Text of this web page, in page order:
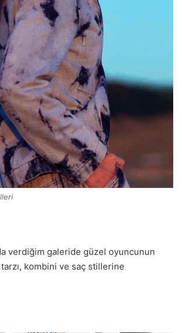
verdiğim galeride güzel oyuncunun
kombini ve saç stillerine